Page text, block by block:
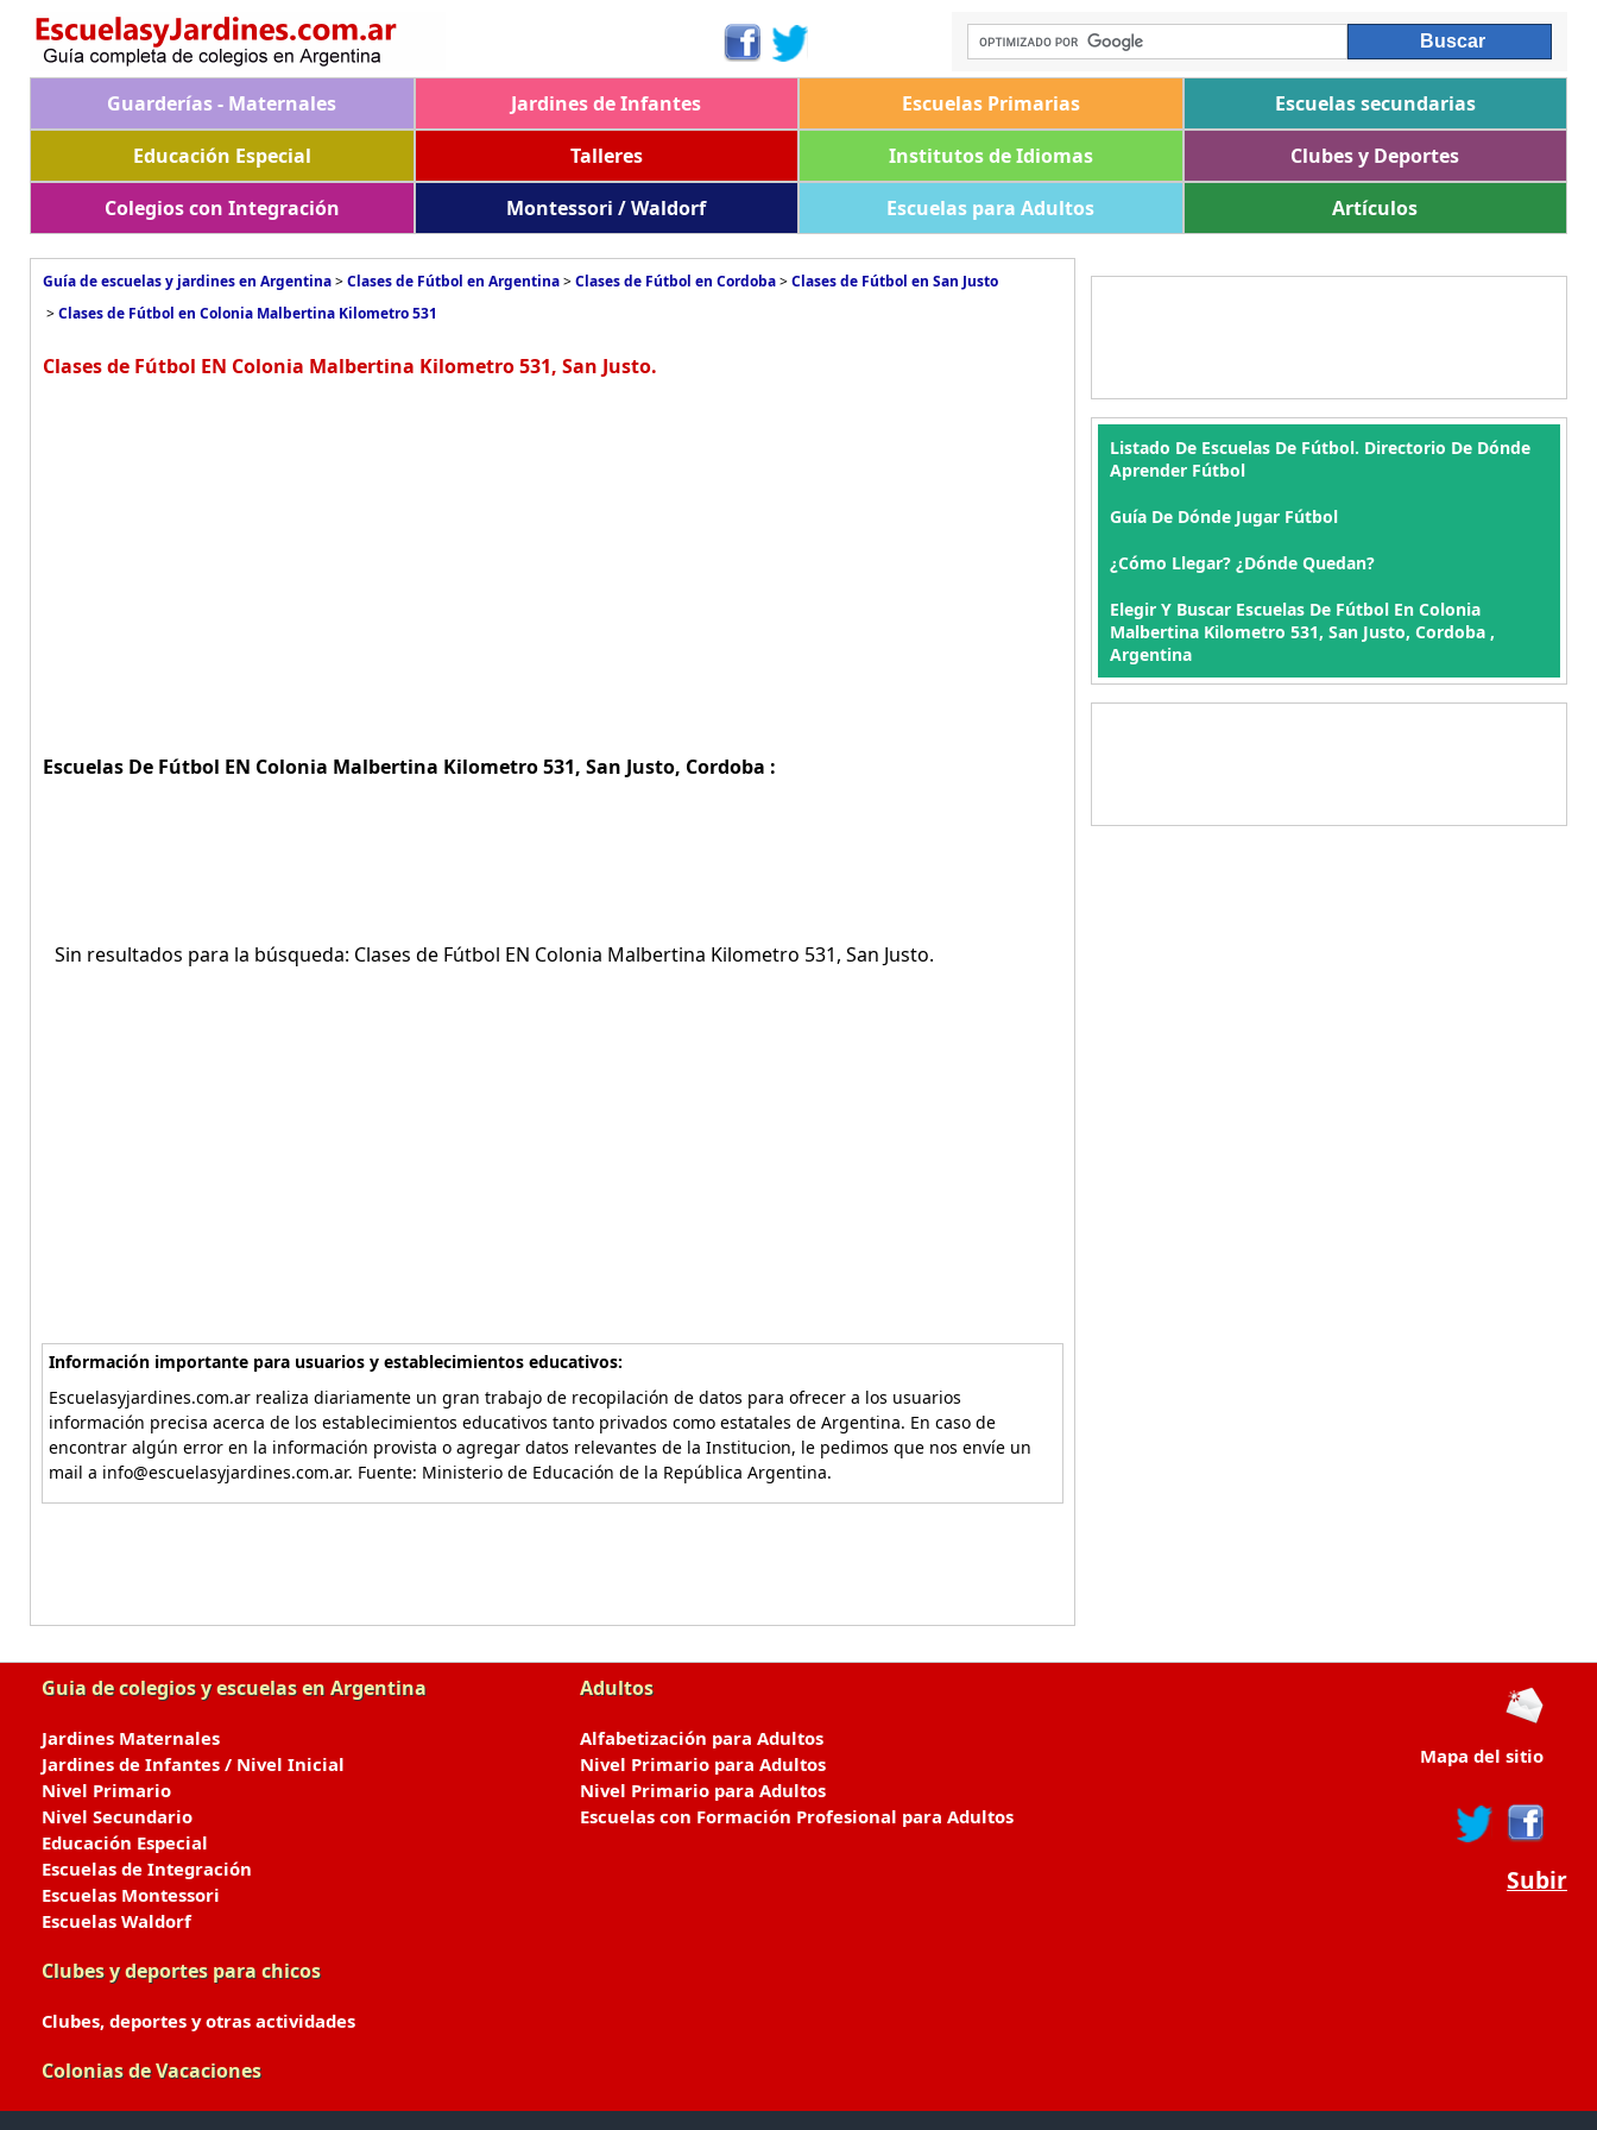
Guarderías - Maternales Jardines de Infantes Escuelas Primarias
Escuelas secundarias
Educación Especial
Talleres Institutos de Idiomas
Clubes y Deportes
Colegios con Integración
Montessori / Waldorf Escuelas para Adultos Artículos
Guía de escuelas y jardines en Argentina>Clases de Fútbol en Argentina>Clases de Fútbol en Cordoba>Clases de Fútbol en San Justo
>Clases de Fútbol en Colonia Malbertina Kilometro 531
Clases de Fútbol EN Colonia Malbertina Kilometro 531, San Justo.
Escuelas De Fútbol EN Colonia Malbertina Kilometro 531, San Justo, Cordoba :
Sin resultados para la búsqueda: Clases de Fútbol EN Colonia Malbertina Kilometro 531, San Justo.
Información importante para usuarios y establecimientos educativos:
Escuelasyjardines.com.ar realiza diariamente un gran trabajo de recopilación de datos para ofrecer a los usuarios
información precisa acerca de los establecimientos educativos tanto privados como estatales de Argentina. En caso de
encontrar algún error en la información provista o agregar datos relevantes de la Institucion, le pedimos que nos envíe un
mail a info@escuelasyjardines.com.ar. Fuente: Ministerio de Educación de la República Argentina.
Listado De Escuelas De Fútbol. Directorio De Dónde
Aprender Fútbol
Guía De Dónde Jugar Fútbol
¿Cómo Llegar? ¿Dónde Quedan?
Elegir Y Buscar Escuelas De Fútbol En Colonia
Malbertina Kilometro 531, San Justo, Cordoba ,
Argentina
Guia de colegios y escuelas en Argentina
Jardines Maternales
Jardines de Infantes / Nivel Inicial
Nivel Primario
Nivel Secundario
Educación Especial
Escuelas de Integración
Escuelas Montessori
Escuelas Waldorf
Clubes y deportes para chicos
Clubes, deportes y otras actividades
Colonias de Vacaciones
Adultos
Alfabetización para Adultos
Nivel Primario para Adultos
Nivel Primario para Adultos
Escuelas con Formación Profesional para Adultos
Mapa del sitio
Subir